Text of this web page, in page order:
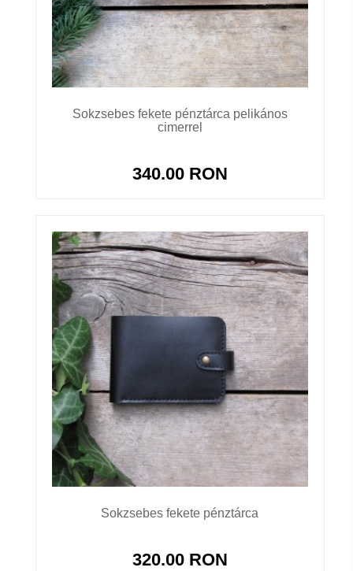
Sokzsebes fekete pénztárca pelikános
cimerrel
340.00 RON
Sokzsebes fekete pénztárca
320.00 RON